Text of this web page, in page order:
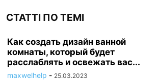
СТАТТІ ПО ТЕМІ
Как создать дизайн ванной
комнаты, который будет
расслаблять и освежать вас...
maxwelhelp - 25.03.2023